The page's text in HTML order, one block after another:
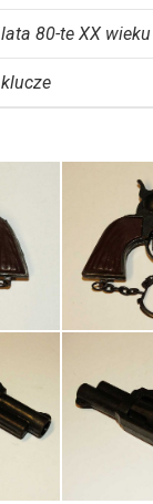
lata 80-te XX wieku
klucze